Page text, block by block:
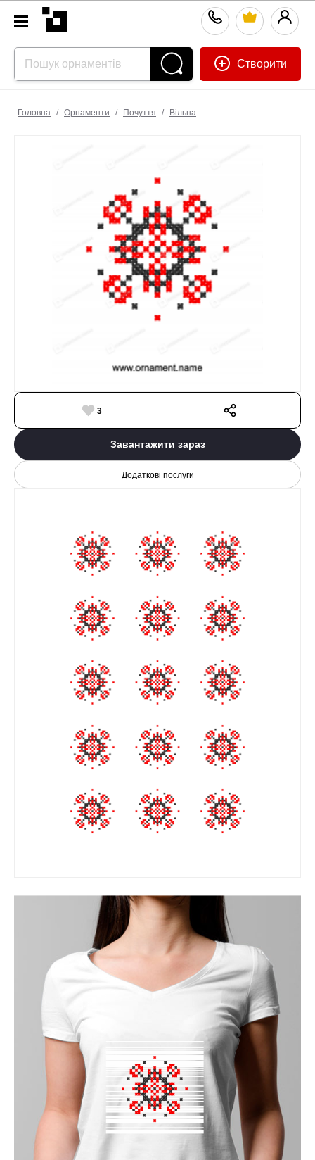
Створити
Головна / Орнаменти / Почуття / Вільна
3
Завантажити зараз
Додаткові послуги